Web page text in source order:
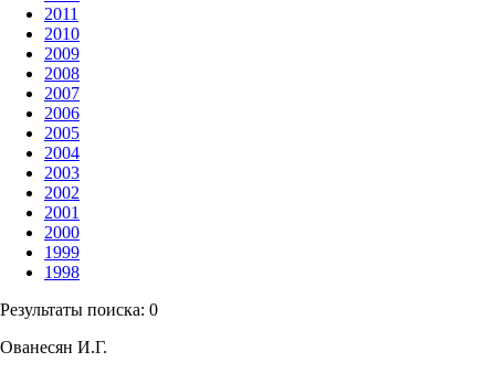
2011
2010
2009
2008
2007
2006
2005
2004
2003
2002
2001
2000
1999
1998
Результаты поиска: 0
Ованесян И.Г.